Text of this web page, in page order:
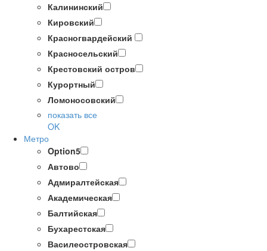
Калининский
Кировский
Красногвардейский
Красносельский
Крестовский остров
Курортный
Ломоносовский
показать все
OK
Метро
Option5
Автово
Адмиралтейская
Академическая
Балтийская
Бухарестская
Василеостровская